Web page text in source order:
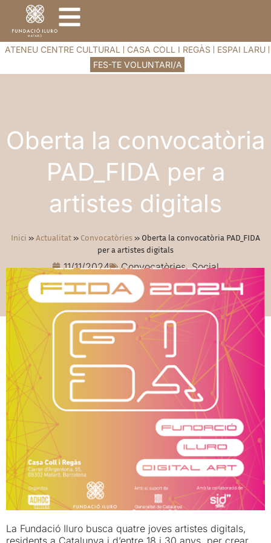
ATENEU CENTRE CULTURAL CASA COLL I REGÀS
ESPAI LARU
FES-TE VOLUNTARI/A
Oberta la convocatòria
PAD_FIDA per a
artistes digitals
Inici » Actualitat» Convocatòries» Oberta la convocatòria PAD_FIDA
per a artistes digitals
11/11/2024 Convocatòries,Social
La Fundació Iluro busca quatre joves artistes digitals,